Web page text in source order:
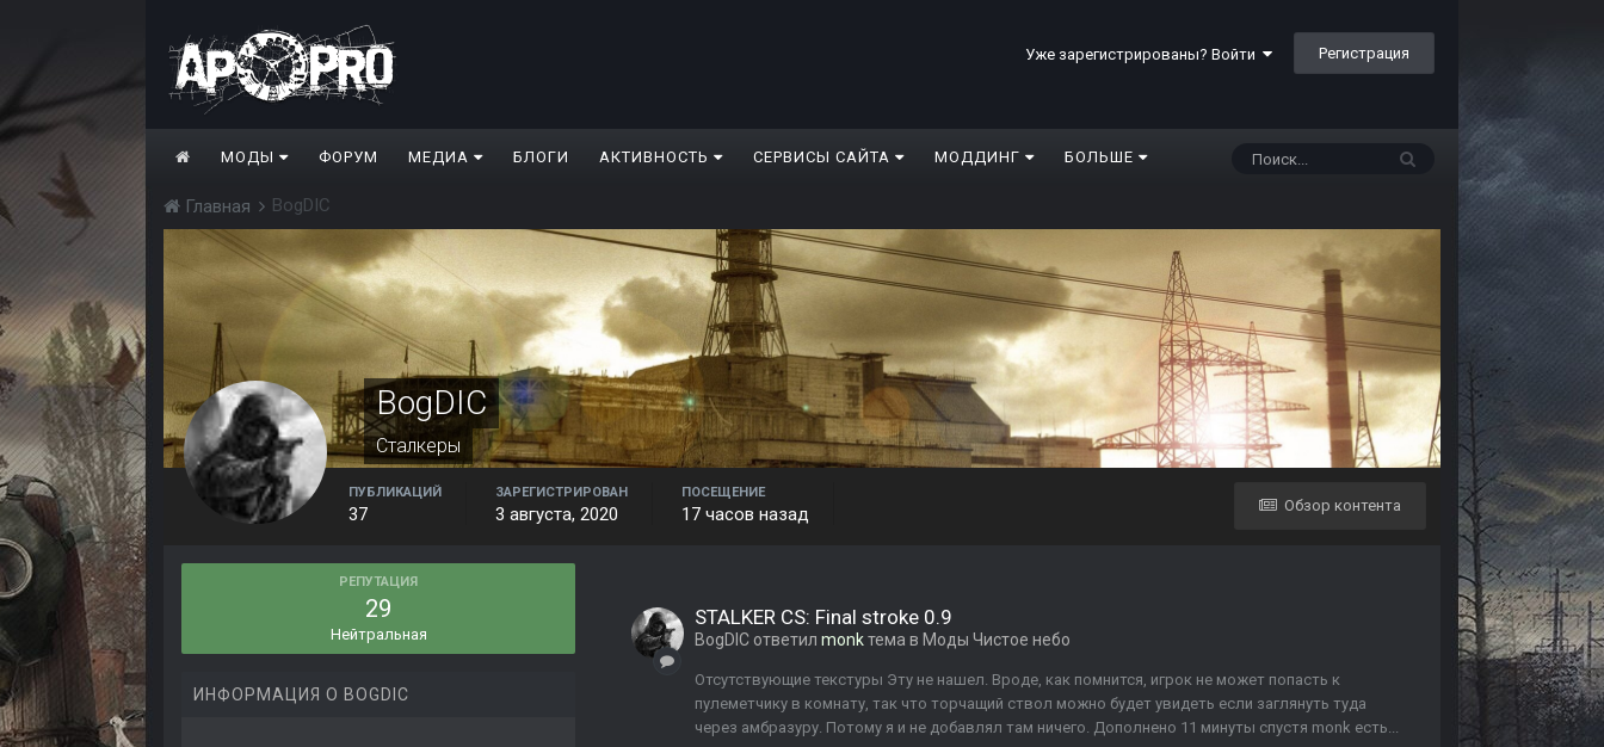
Уже зарегистрированы? Войти Регистрация
МОДЫ ФОРУМ МЕДИА БЛОГИ АКТИВНОСТЬ СЕРВИСЫ САЙТА МОДДИНГ БОЛЬШЕ
Главная BogDIC
BogDIC
Сталкеры
Обзор контента
ПУБЛИКАЦИЙ
37
ЗАРЕГИСТРИРОВАН
3 августа, 2020
ПОСЕЩЕНИЕ
17 часов назад
РЕПУТАЦИЯ
29
Нейтральная
ИНФОРМАЦИЯ О BOGDIC
STALKER CS: Final stroke 0.9
BogDIC ответил monkтема в Моды Чистое небо
Отсутствующие текстуры Эту не нашел. Вроде, как помнится, игрок не может попасть к
пулеметчику в комнату, так что торчащий ствол можно будет увидеть если заглянуть туда
через амбразуру. Потому я и не добавлял там ничего. Дополнено 11 минуты спустя monk есть...